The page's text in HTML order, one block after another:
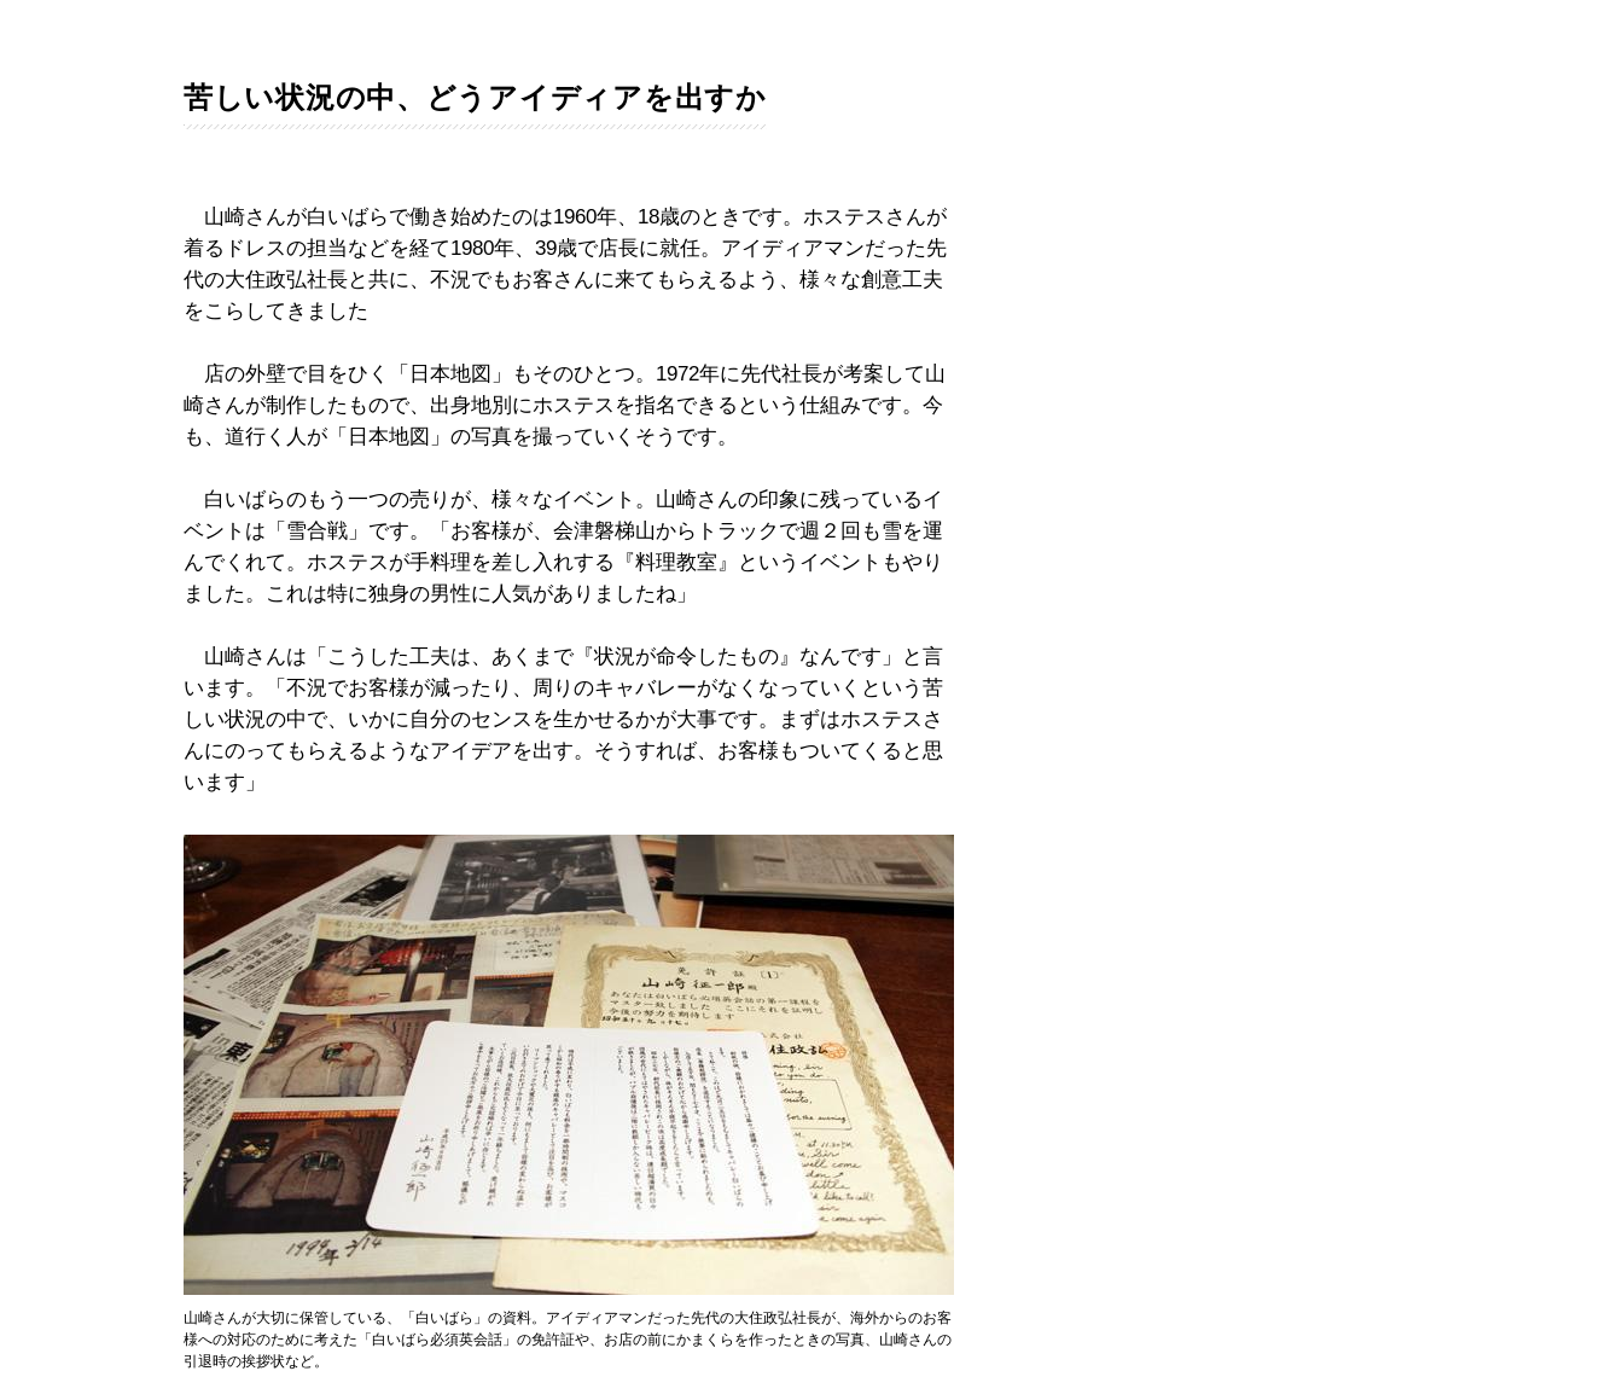
苦しい状況の中、どうアイディアを出すか
山崎さんが白いばらで働き始めたのは1960年、18歳のときです。ホステスさんが
着るドレスの担当などを経て1980年、39歳で店長に就任。アイディアマンだった先
代の大住政弘社長と共に、不況でもお客さんに来てもらえるよう、様々な創意工夫
をこらしてきました
店の外壁で目をひく「日本地図」もそのひとつ。1972年に先代社長が考案して山
崎さんが制作したもので、出身地別にホステスを指名できるという仕組みです。今
も、道行く人が「日本地図」の写真を撮っていくそうです。
白いばらのもう一つの売りが、様々なイベント。山崎さんの印象に残っているイ
ベントは「雪合戦」です。「お客様が、会津磐梯山からトラックで週２回も雪を運
んでくれて。ホステスが手料理を差し入れする『料理教室』というイベントもやり
ました。これは特に独身の男性に人気がありましたね」
山崎さんは「こうした工夫は、あくまで『状況が命令したもの』なんです」と言
います。「不況でお客様が減ったり、周りのキャバレーがなくなっていくという苦
しい状況の中で、いかに自分のセンスを生かせるかが大事です。まずはホステスさ
んにのってもらえるようなアイデアを出す。そうすれば、お客様もついてくると思
います」
山崎さんが大切に保管している、「白いばら」の資料。アイディアマンだった先代の大住政弘社長が、海外からのお客
様への対応のために考えた「白いばら必須英会話」の免許証や、お店の前にかまくらを作ったときの写真、山崎さんの
引退時の挨拶状など。